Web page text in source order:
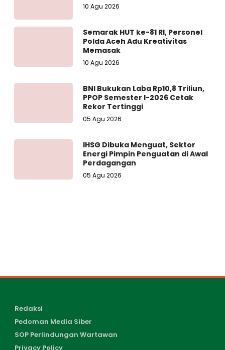
10 Agu 2026
Semarak HUT ke-81 RI, Personel
Polda Aceh Adu Kreativitas
Memasak
10 Agu 2026
BNI Bukukan Laba Rp10,8 Triliun,
PPOP Semester I-2026 Cetak
Rekor Tertinggi
05 Agu 2026
IHSG Dibuka Menguat, Sektor
Energi Pimpin Penguatan di Awal
Perdagangan
05 Agu 2026
Redaksi
Pedoman Media Siber
SOP Perlindungan Wartawan
Privacy Policy